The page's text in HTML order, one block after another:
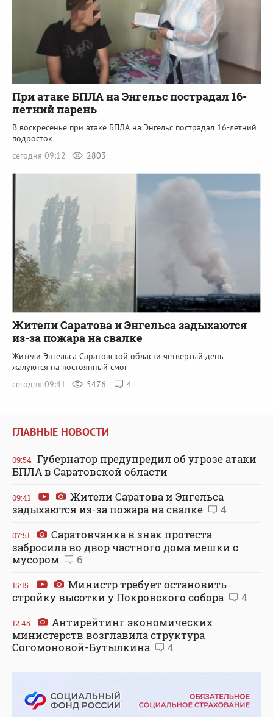
При атаке БПЛА на Энгельс пострадал 16-
летний парень
В воскресенье при атаке БПЛА на Энгельс пострадал 16-летний
подросток
сегодня 09:12
2803
Жители Саратова и Энгельса задыхаются
из-за пожара на свалке
Жители Энгельса Саратовской области четвертый день
жалуются на постоянный смог
сегодня 09:41
5476 4
ГЛАВНЫЕ НОВОСТИ
09:54 Губернатор предупредил об угрозе атаки
БПЛА в Саратовской области
09:41
Жители Саратова и Энгельса
задыхаются из-за пожара на свалке
4
07:51
Саратовчанка в знак протеста
забросила во двор частного дома мешки с
мусором
6
15:15
Министр требует остановить
стройку высотки у Покровского собора
4
12:45
Антирейтинг экономических
министерств возглавила структура
Согомоновой-Бутылкина
4